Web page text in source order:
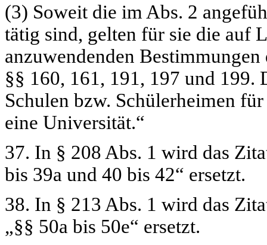
(3) Soweit die im Abs. 2
tätig sind, gelten für sie die auf
anzuwendenden
§§ 160, 161, 191, 197 und 199.
Schulen bzw. Schülerheimen
eine Universität.“
37. In § 208 Abs. 1 wird das
bis 39a und 40 bis 42“ ersetzt.
38. In § 213 Abs. 1 wird das
„§§ 50a bis 50e“ ersetzt.